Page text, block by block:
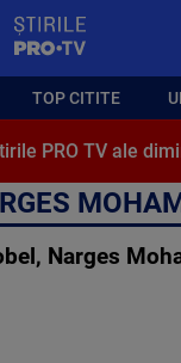
TOP CITITE
PRO TV ale
Narges